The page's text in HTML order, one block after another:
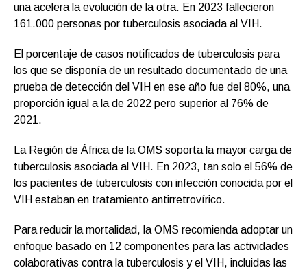
una acelera la evolución de la otra. En 2023 fallecieron
161.000 personas por tuberculosis asociada al VIH.
El porcentaje de casos notificados de tuberculosis para
los que se disponía de un resultado documentado de una
prueba de detección del VIH en ese año fue del 80%, una
proporción igual a la de 2022 pero superior al 76% de
2021.
La Región de África de la OMS soporta la mayor carga de
tuberculosis asociada al VIH. En 2023, tan solo el 56% de
los pacientes de tuberculosis con infección conocida por el
VIH estaban en tratamiento antirretrovírico.
Para reducir la mortalidad, la OMS recomienda adoptar un
enfoque basado en 12 componentes para las actividades
colaborativas contra la tuberculosis y el VIH, incluidas las